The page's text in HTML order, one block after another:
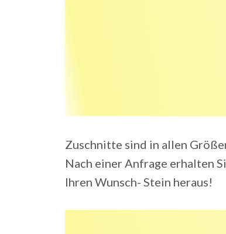
Zuschnitte sind in allen
Nach einer Anfrage erhalten
Ihren Wunsch- Stein heraus!